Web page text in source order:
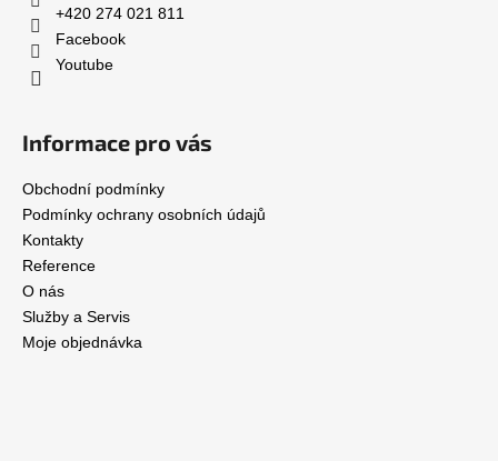
+420 274 021 811
Facebook
Youtube
Informace pro vás
Obchodní podmínky
Podmínky ochrany osobních údajů
Kontakty
Reference
O nás
Služby a Servis
Moje objednávka